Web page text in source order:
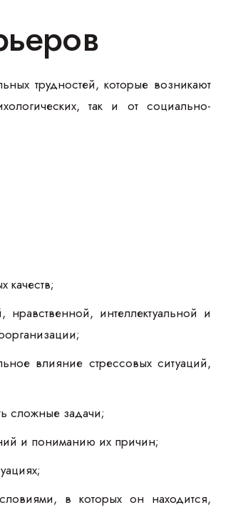
трудностей, которые возникают
так и от социально-
интеллектуальной и
влияние стрессовых ситуаций,
сложные задачи;
и пониманию их причин;
в которых он находится,